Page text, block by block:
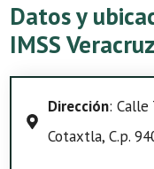
Datos y
IMSS Veracruz
Dirección: Calle
Cotaxtla, C.p.